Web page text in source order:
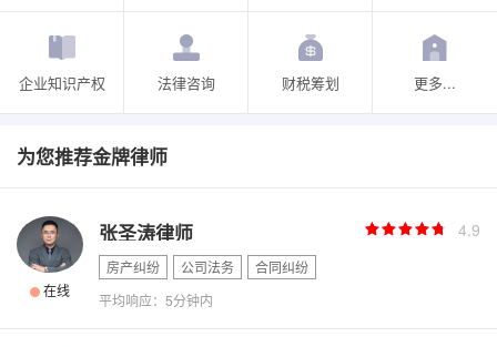
企业知识产权 法律咨询 财税筹划 更多...
为您推荐金牌律师
在线
4.9
张圣涛律师
房产纠纷 公司法务
合同纠纷
平均响应：5分钟内